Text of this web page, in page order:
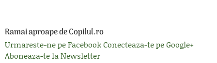
Ramai aproape de Copilul.ro
Urmareste-ne pe FacebookConecteaza-te pe Google+
Aboneaza-te la Newsletter